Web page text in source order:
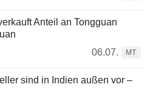
Anteil an Tongguan
06.07.
MT
sind in Indien außen vor –